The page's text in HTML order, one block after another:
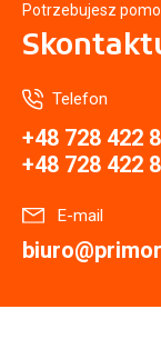
Potrzebujesz
Telefon
+48 728 422
+48 728 422
E-mail